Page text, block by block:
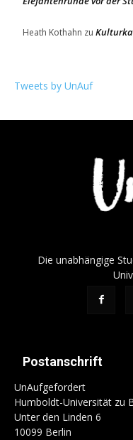
Heath Kothahn zu
Tweets by UnAuf
Die unabhängige
Postanschrift
UnAufgefordert
Humboldt-Universität zu
Unter den Linden 6
10099 Berlin